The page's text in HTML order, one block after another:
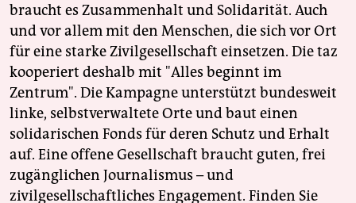
braucht es Zusammenhalt und Solidarität. Auch
und vor allem mit den Menschen, die sich vor Ort
für eine starke Zivilgesellschaft einsetzen. Die taz
kooperiert deshalb mit "Alles beginnt im
Zentrum". Die Kampagne unterstützt bundesweit
linke, selbstverwaltete Orte und baut einen
solidarischen Fonds für deren Schutz und Erhalt
auf. Eine offene Gesellschaft braucht guten, frei
zugänglichen Journalismus – und
zivilgesellschaftliches Engagement. Finden Sie